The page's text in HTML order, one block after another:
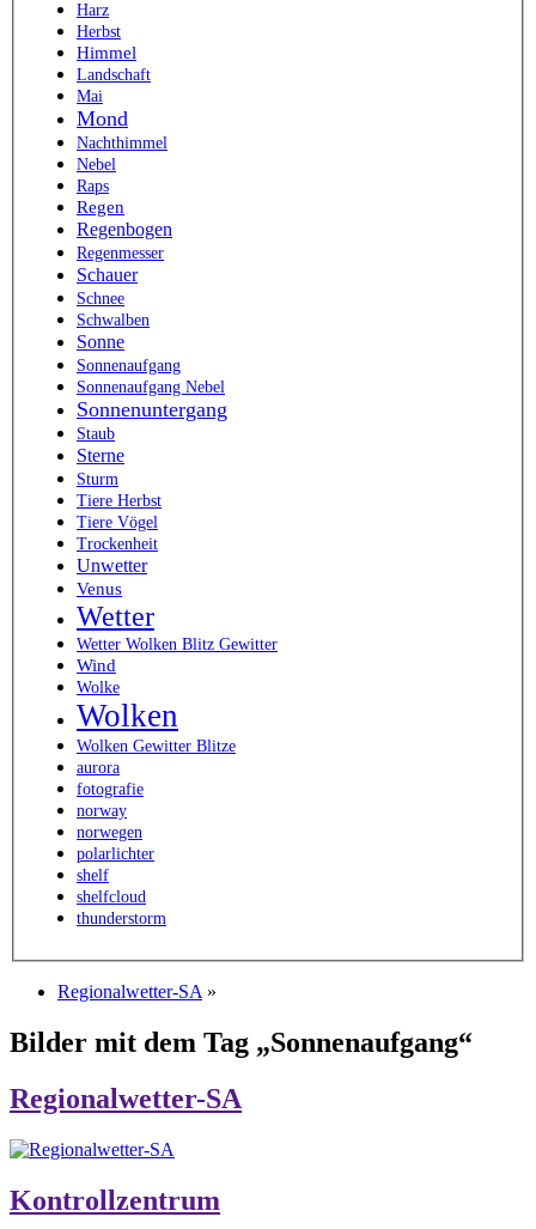
Harz
Herbst
Himmel
Landschaft
Mai
Mond
Nachthimmel
Nebel
Raps
Regen
Regenbogen
Regenmesser
Schauer
Schnee
Schwalben
Sonne
Sonnenaufgang
Sonnenaufgang Nebel
Sonnenuntergang
Staub
Sterne
Sturm
Tiere Herbst
Tiere Vögel
Trockenheit
Unwetter
Venus
Wetter
Wetter Wolken Blitz Gewitter
Wind
Wolke
Wolken
Wolken Gewitter Blitze
aurora
fotografie
norway
norwegen
polarlichter
shelf
shelfcloud
thunderstorm
Regionalwetter-SA »
Bilder mit dem Tag „Sonnenaufgang“
Regionalwetter-SA
Kontrollzentrum